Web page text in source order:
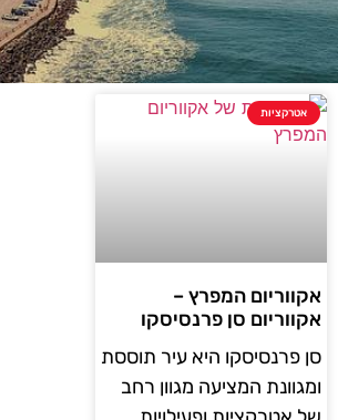
אטרקציות
אקווריום המפרץ –
אקווריום סן פרנסיסקו
סן פרנסיסקו היא עיר תוססת
ומגוונת המציעה מגוון רחב